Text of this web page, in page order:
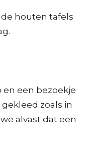
houten tafels
en een bezoekje
zoals in
alvast dat een